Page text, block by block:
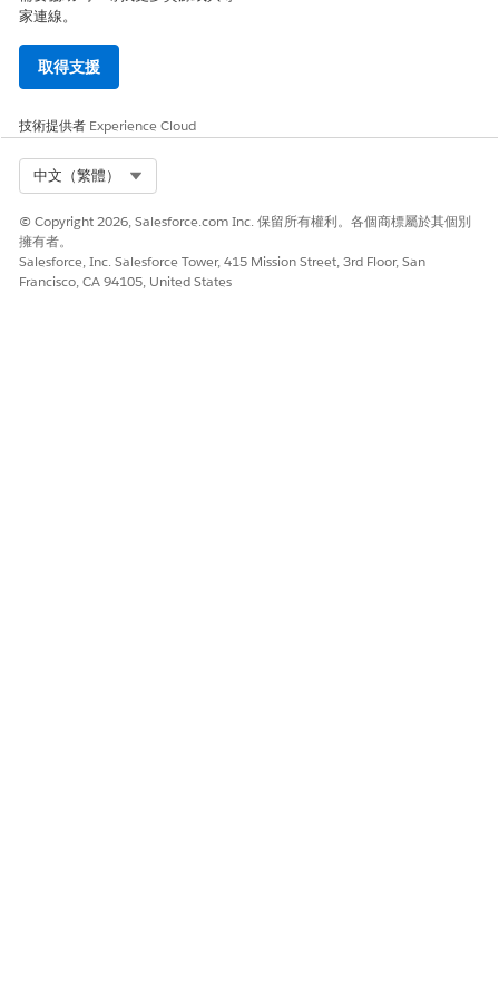
家連線。
取得支援
技術提供者 Experience Cloud
中文（繁體）
© Copyright 2026, Salesforce.com Inc. 保留所有權利。各個商標屬於其個別
擁有者。
Salesforce, Inc. Salesforce Tower, 415 Mission Street, 3rd Floor, San
Francisco, CA 94105, United States